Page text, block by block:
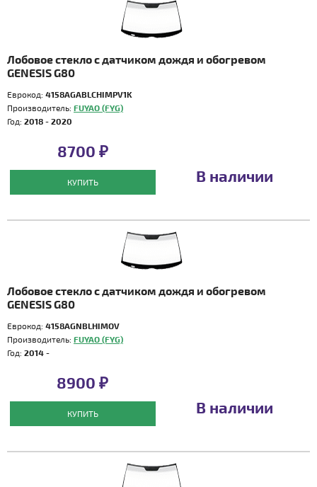
Лобовое стекло с датчиком дождя и обогревом
GENESIS G80
Еврокод: 4158AGABLCHIMPV1K
Производитель: FUYAO (FYG)
Год: 2018 - 2020
8700 ₽
КУПИТЬ В наличии
Лобовое стекло с датчиком дождя и обогревом
GENESIS G80
Еврокод: 4158AGNBLHIMOV
Производитель: FUYAO (FYG)
Год: 2014 -
8900 ₽
КУПИТЬ В наличии